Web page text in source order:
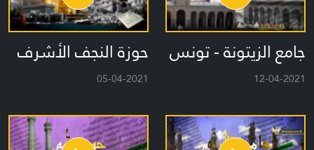
جامع الزيتونة - تونس
12-04-2021
حوزة النجف الأشرف
05-04-2021